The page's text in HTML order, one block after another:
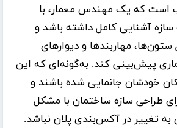
است که یک مهندس معمار، با
سازه آشنایی کامل داشته باشد و
مهاربندها و دیوارهای
پیش‌بینی کند. به‌گونه‌ای که این
خودشان جانمایی شده باشند و
طراحی سازه ساختمان با مشکل
به تغییر در آکس‌بندی پلان نباشد.